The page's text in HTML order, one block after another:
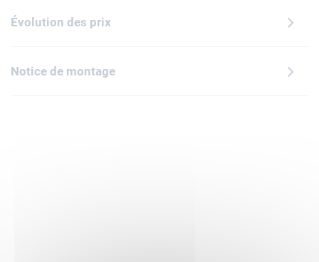
Évolution des prix
Notice de montage